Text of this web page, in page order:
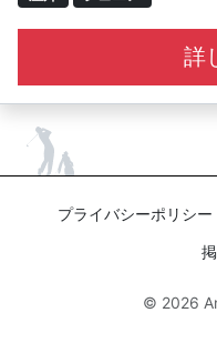
詳
プライバシーポリシー
© 2026